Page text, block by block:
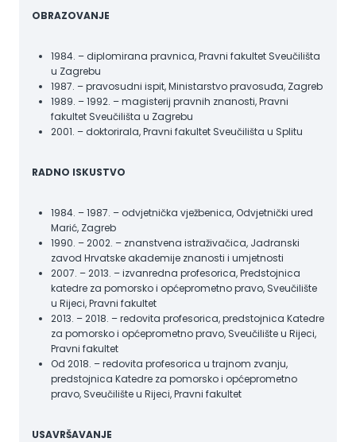
OBRAZOVANJE
1984. – diplomirana pravnica, Pravni fakultet Sveučilišta
u Zagrebu
1987. – pravosudni ispit, Ministarstvo pravosuđa, Zagreb
1989. – 1992. – magisterij pravnih znanosti, Pravni
fakultet Sveučilišta u Zagrebu
2001. – doktorirala, Pravni fakultet Sveučilišta u Splitu
RADNO ISKUSTVO
1984. – 1987. – odvjetnička vježbenica, Odvjetnički ured
Marić, Zagreb
1990. – 2002. – znanstvena istraživačica, Jadranski
zavod Hrvatske akademije znanosti i umjetnosti
2007. – 2013. – izvanredna profesorica, Predstojnica
katedre za pomorsko i općeprometno pravo, Sveučilište
u Rijeci, Pravni fakultet
2013. – 2018. – redovita profesorica, predstojnica Katedre
za pomorsko i općeprometno pravo, Sveučilište u Rijeci,
Pravni fakultet
Od 2018. – redovita profesorica u trajnom zvanju,
predstojnica Katedre za pomorsko i općeprometno
pravo, Sveučilište u Rijeci, Pravni fakultet
USAVRŠAVANJE